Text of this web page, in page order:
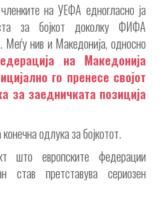
на УЕФА едногласно ја
за бојкот доколку ФИФА
нив и Македонија, односно
на Македонија
го пренесе својот
за заедничката позиција
одлука за бојкотот.
што европските федерации
став претставува сериозен